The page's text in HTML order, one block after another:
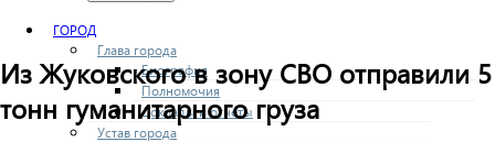
ГОРОД
Глава города
Биография
Полномочия
Доклады и отчеты
Устав города
Из Жуковского в зону СВО отправили 5
тонн гуманитарного груза